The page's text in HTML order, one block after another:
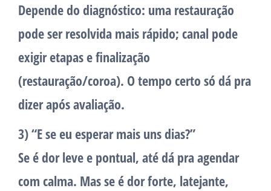
Depende do diagnóstico: uma restauração
pode ser resolvida mais rápido; canal pode
exigir etapas e finalização
(restauração/coroa). O tempo certo só dá pra
dizer após avaliação.
3) “E se eu esperar mais uns dias?”
Se é dor leve e pontual, até dá pra agendar
com calma. Mas se é dor forte, latejante,